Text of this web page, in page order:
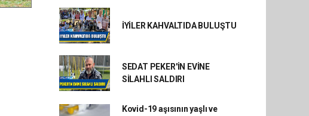
İYİLER KAHVALTIDA BULUŞTU
SEDAT PEKER'İN EVİNE
SİLAHLI SALDIRI
Kovid-19 aşısının yaşlı ve